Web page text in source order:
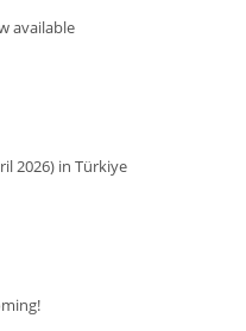
available
2026) in Türkiye